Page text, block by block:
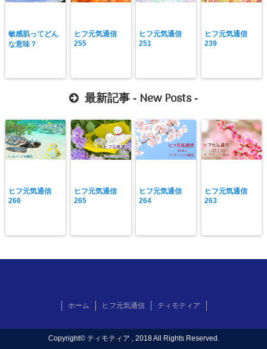
敏感肌ってどん
な意味？
ヒフ元気通信
255
ヒフ元気通信
251
ヒフ元気通信
239
最新記事 - New Posts-
ヒフ元気通信
266
ヒフ元気通信
265
ヒフ元気通信
264
ヒフ元気通信
263
ホーム ヒフ元気通信 ティモティア
Copyright© ティモティア , 2018 All Rights Reserved.